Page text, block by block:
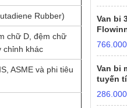
Rubber)
chữ D, đệm chữ
chỉnh khác
ASME và phi tiêu
Van bi
766.000
Van bi
tuyến
286.000